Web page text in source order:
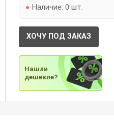
Наличие: 0 шт.
ХОЧУ ПОД ЗАКАЗ
Нашли
дешевле?